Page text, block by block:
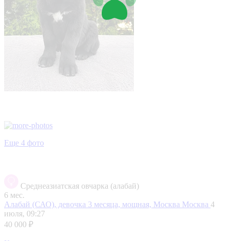
Еще 4 фото
Среднеазиатская овчарка (алабай)
6 мес.
Алабай (САО), девочка 3 месяца, мощная, Москва Москва 4
июля, 09:27
40 000 ₽